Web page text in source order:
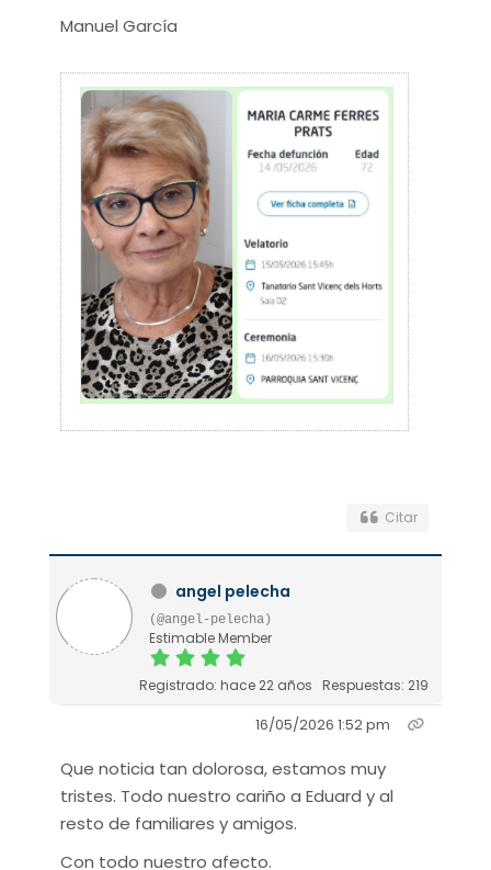
​Manuel García
Citar
angel pelecha
(@angel-pelecha)
Estimable Member
Registrado: hace 22 años Respuestas: 219
16/05/2026 1:52 pm
Que noticia tan dolorosa, estamos muy
tristes. Todo nuestro cariño a Eduard y al
resto de familiares y amigos.
Con todo nuestro afecto.